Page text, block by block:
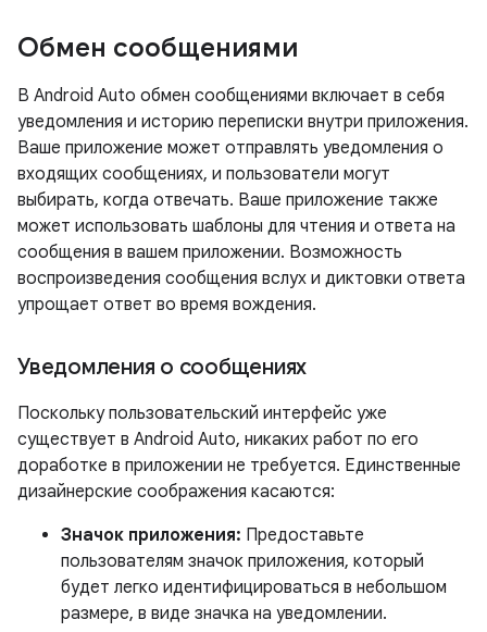
Обмен сообщениями
В Android Auto обмен сообщениями включает в себя
уведомления и историю переписки внутри приложения.
Ваше приложение может отправлять уведомления о
входящих сообщениях, и пользователи могут
выбирать, когда отвечать. Ваше приложение также
может использовать шаблоны для чтения и ответа на
сообщения в вашем приложении. Возможность
воспроизведения сообщения вслух и диктовки ответа
упрощает ответ во время вождения.
Уведомления о сообщениях
Поскольку пользовательский интерфейс уже
существует в Android Auto, никаких работ по его
доработке в приложении не требуется. Единственные
дизайнерские соображения касаются:
Значок приложения: Предоставьте
пользователям значок приложения, который
будет легко идентифицироваться в небольшом
размере, в виде значка на уведомлении.